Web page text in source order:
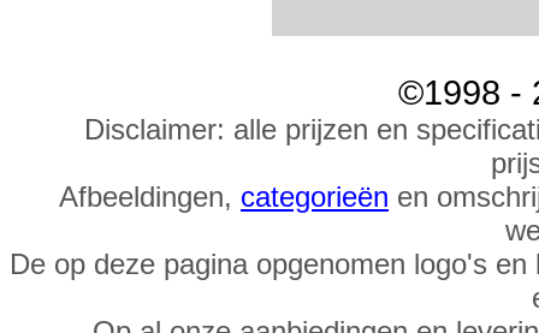
©1998 -
Disclaimer: alle prijzen en
Afbeeldingen, categorieën en
De op deze pagina opgenomen logo's